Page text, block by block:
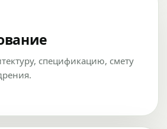
спецификацию, смету